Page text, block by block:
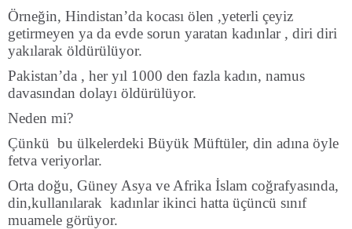
Örneğin, Hindistan’da kocası ölen ,yeterli çeyiz
getirmeyen ya da evde sorun yaratan kadınlar , diri diri
yakılarak öldürülüyor.
Pakistan’da , her yıl 1000 den fazla kadın, namus
davasından dolayı öldürülüyor.
Neden mi?
Çünkü bu ülkelerdeki Büyük Müftüler, din adına öyle
fetva veriyorlar.
Orta doğu, Güney Asya ve Afrika İslam coğrafyasında,
din,kullanılarak kadınlar ikinci hatta üçüncü sınıf
muamele görüyor.